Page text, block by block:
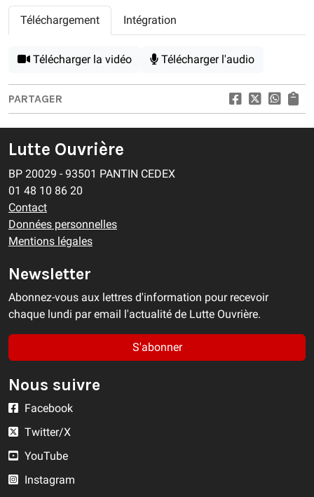
Téléchargement Intégration
Télécharger la vidéo Télécharger l'audio
PARTAGER
Lutte Ouvrière
BP 20029 - 93501 PANTIN CEDEX
01 48 10 86 20
Contact
Données personnelles
Mentions légales
Newsletter
Abonnez-vous aux lettres d'information pour recevoir
chaque lundi par email l'actualité de Lutte Ouvrière.
S'abonner
Nous suivre
Facebook
Twitter/X
YouTube
Instagram